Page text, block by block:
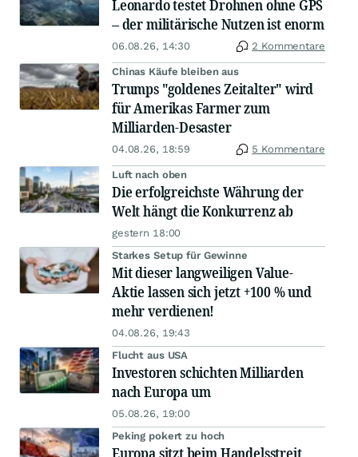
Leonardo testet Drohnen ohne GPS
– der militärische Nutzen ist enorm
06.08.26, 14:30 2 Kommentare
Chinas Käufe bleiben aus
Trumps "goldenes Zeitalter" wird
für Amerikas Farmer zum
Milliarden-Desaster
04.08.26, 18:59 5 Kommentare
Luft nach oben
Die erfolgreichste Währung der
Welt hängt die Konkurrenz ab
gestern 18:00
Starkes Setup für Gewinne
Mit dieser langweiligen Value-
Aktie lassen sich jetzt +100 % und
mehr verdienen!
04.08.26, 19:43
Flucht aus USA
Investoren schichten Milliarden
nach Europa um
05.08.26, 19:00
Peking pokert zu hoch